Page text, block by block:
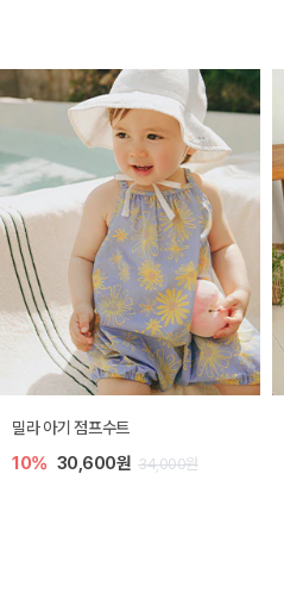
토닉 아기 민소매 티셔츠
20% 11,200원 14,000원